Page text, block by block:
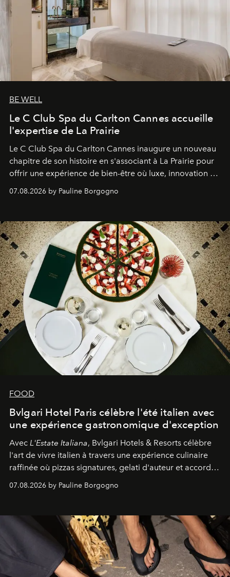
BE WELL
Le C Club Spa du Carlton Cannes accueille
l'expertise de La Prairie
Le C Club Spa du Carlton Cannes inaugure un nouveau
chapitre de son histoire en s'associant à La Prairie pour
offrir une expérience de bien-être où luxe, innovation et
expertise se rencontrent.
07.08.2026 by Pauline Borgogno
FOOD
Bvlgari Hotel Paris célèbre l'été italien avec
une expérience gastronomique d'exception
Avec L'Estate Italiana, Bvlgari Hotels & Resorts célèbre
l'art de vivre italien à travers une expérience culinaire
raffinée où pizzas signatures, gelati d'auteur et accords
d'exception composent un véritable voyage sensoriel.
07.08.2026 by Pauline Borgogno